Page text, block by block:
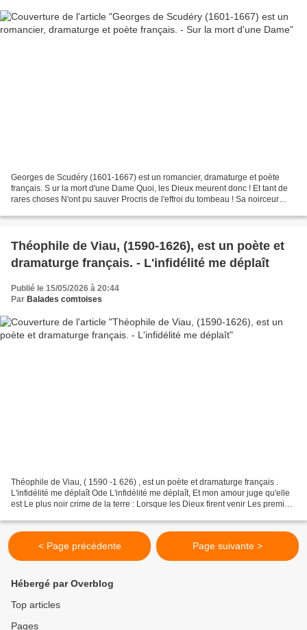
Georges de Scudéry (1601-1667) est un romancier, dramaturge et poète
français. S ur la mort d'une Dame Quoi, les Dieux meurent donc ! Et tant de
rares choses N'ont pu sauver Procris de l'effroi du tombeau ! Sa noirceur
Théophile de Viau, (1590-1626), est un poète et
dramaturge français. - L'infidélité me déplaît
Publié le 15/05/2026 à 20:44
Par Balades comtoises
Théophile de Viau, ( 1590 -1 626) , est un poète et dramaturge français .
L'infidélité me déplaît Ode L'infidélité me déplaît, Et mon amour juge qu'elle
est Le plus noir crime de la terre : Lorsque les Dieux firent venir Les premiers
< Page précédente Page suivante >
Hébergé par Overblog
Top articles
Pages